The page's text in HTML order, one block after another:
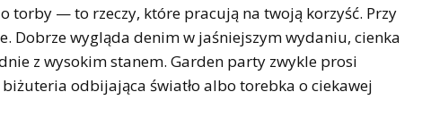
— to rzeczy, które pracują na twoją korzyść. Przy
Dobrze wygląda denim w jaśniejszym wydaniu, cienka
z wysokim stanem. Garden party zwykle prosi
odbijająca światło albo torebka o ciekawej